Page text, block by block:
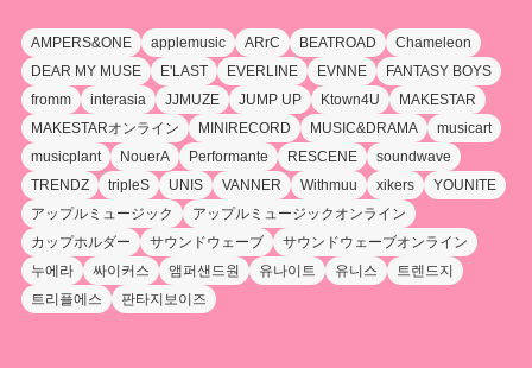
AMPERS&ONE applemusic ARrC BEATROAD
Chameleon
DEAR MY MUSE
E'LAST EVERLINE EVNNE
FANTASY BOYS
fromm
interasia JJMUZE JUMP UP Ktown4U
MAKESTAR
MAKESTARオンライン
MINIRECORD MUSIC&DRAMA
musicart
musicplant
NouerA Performante RESCENE
soundwave
TRENDZ
tripleS UNIS VANNER Withmuu xikers
YOUNITE
アップルミュージック
アップルミュージックオンライン
カップホルダー
サウンドウェーブ
サウンドウェーブオンライン
누에라
싸이커스 앰퍼샌드원 유나이트 유니스
트렌드지
트리플에스
판타지보이즈